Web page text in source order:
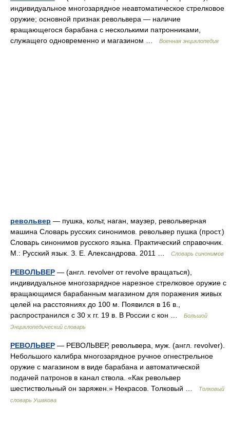
индивидуальное многозарядное неавтоматическое стрелковое
оружие; основной признак револьвера — наличие
вращающегося барабана с несколькими патронниками,
служащего одновременно и магазином …
Военная энциклопедия
револьвер — пушка, кольт, наган, маузер, револьверная
машина Словарь русских синонимов. револьвер пушка (прост.)
Словарь синонимов русского языка. Практический справочник.
М.: Русский язык. З. Е. Александрова. 2011 …
Словарь синонимов
РЕВОЛЬВЕР — (англ. revolver от revolve вращаться),
индивидуальное многозарядное нарезное стрелковое оружие с
вращающимся барабанным магазином для поражения живых
целей на расстояниях до 100 м. Появился в 16 в.,
распространился с 30 х гг. 19 в. В России с кон …
Большой
Энциклопедический словарь
РЕВОЛЬВЕР — РЕВОЛЬВЕР, револьвера, муж. (англ. revolver).
Небольшого калибра многозарядное ручное огнестрельное
оружие с магазином в виде барабана и автоматической
подачей патронов в канал ствола. «Как револьвер
шестиствольный он заряжен.» Некрасов. Толковый …
Толковый
словарь Ушакова